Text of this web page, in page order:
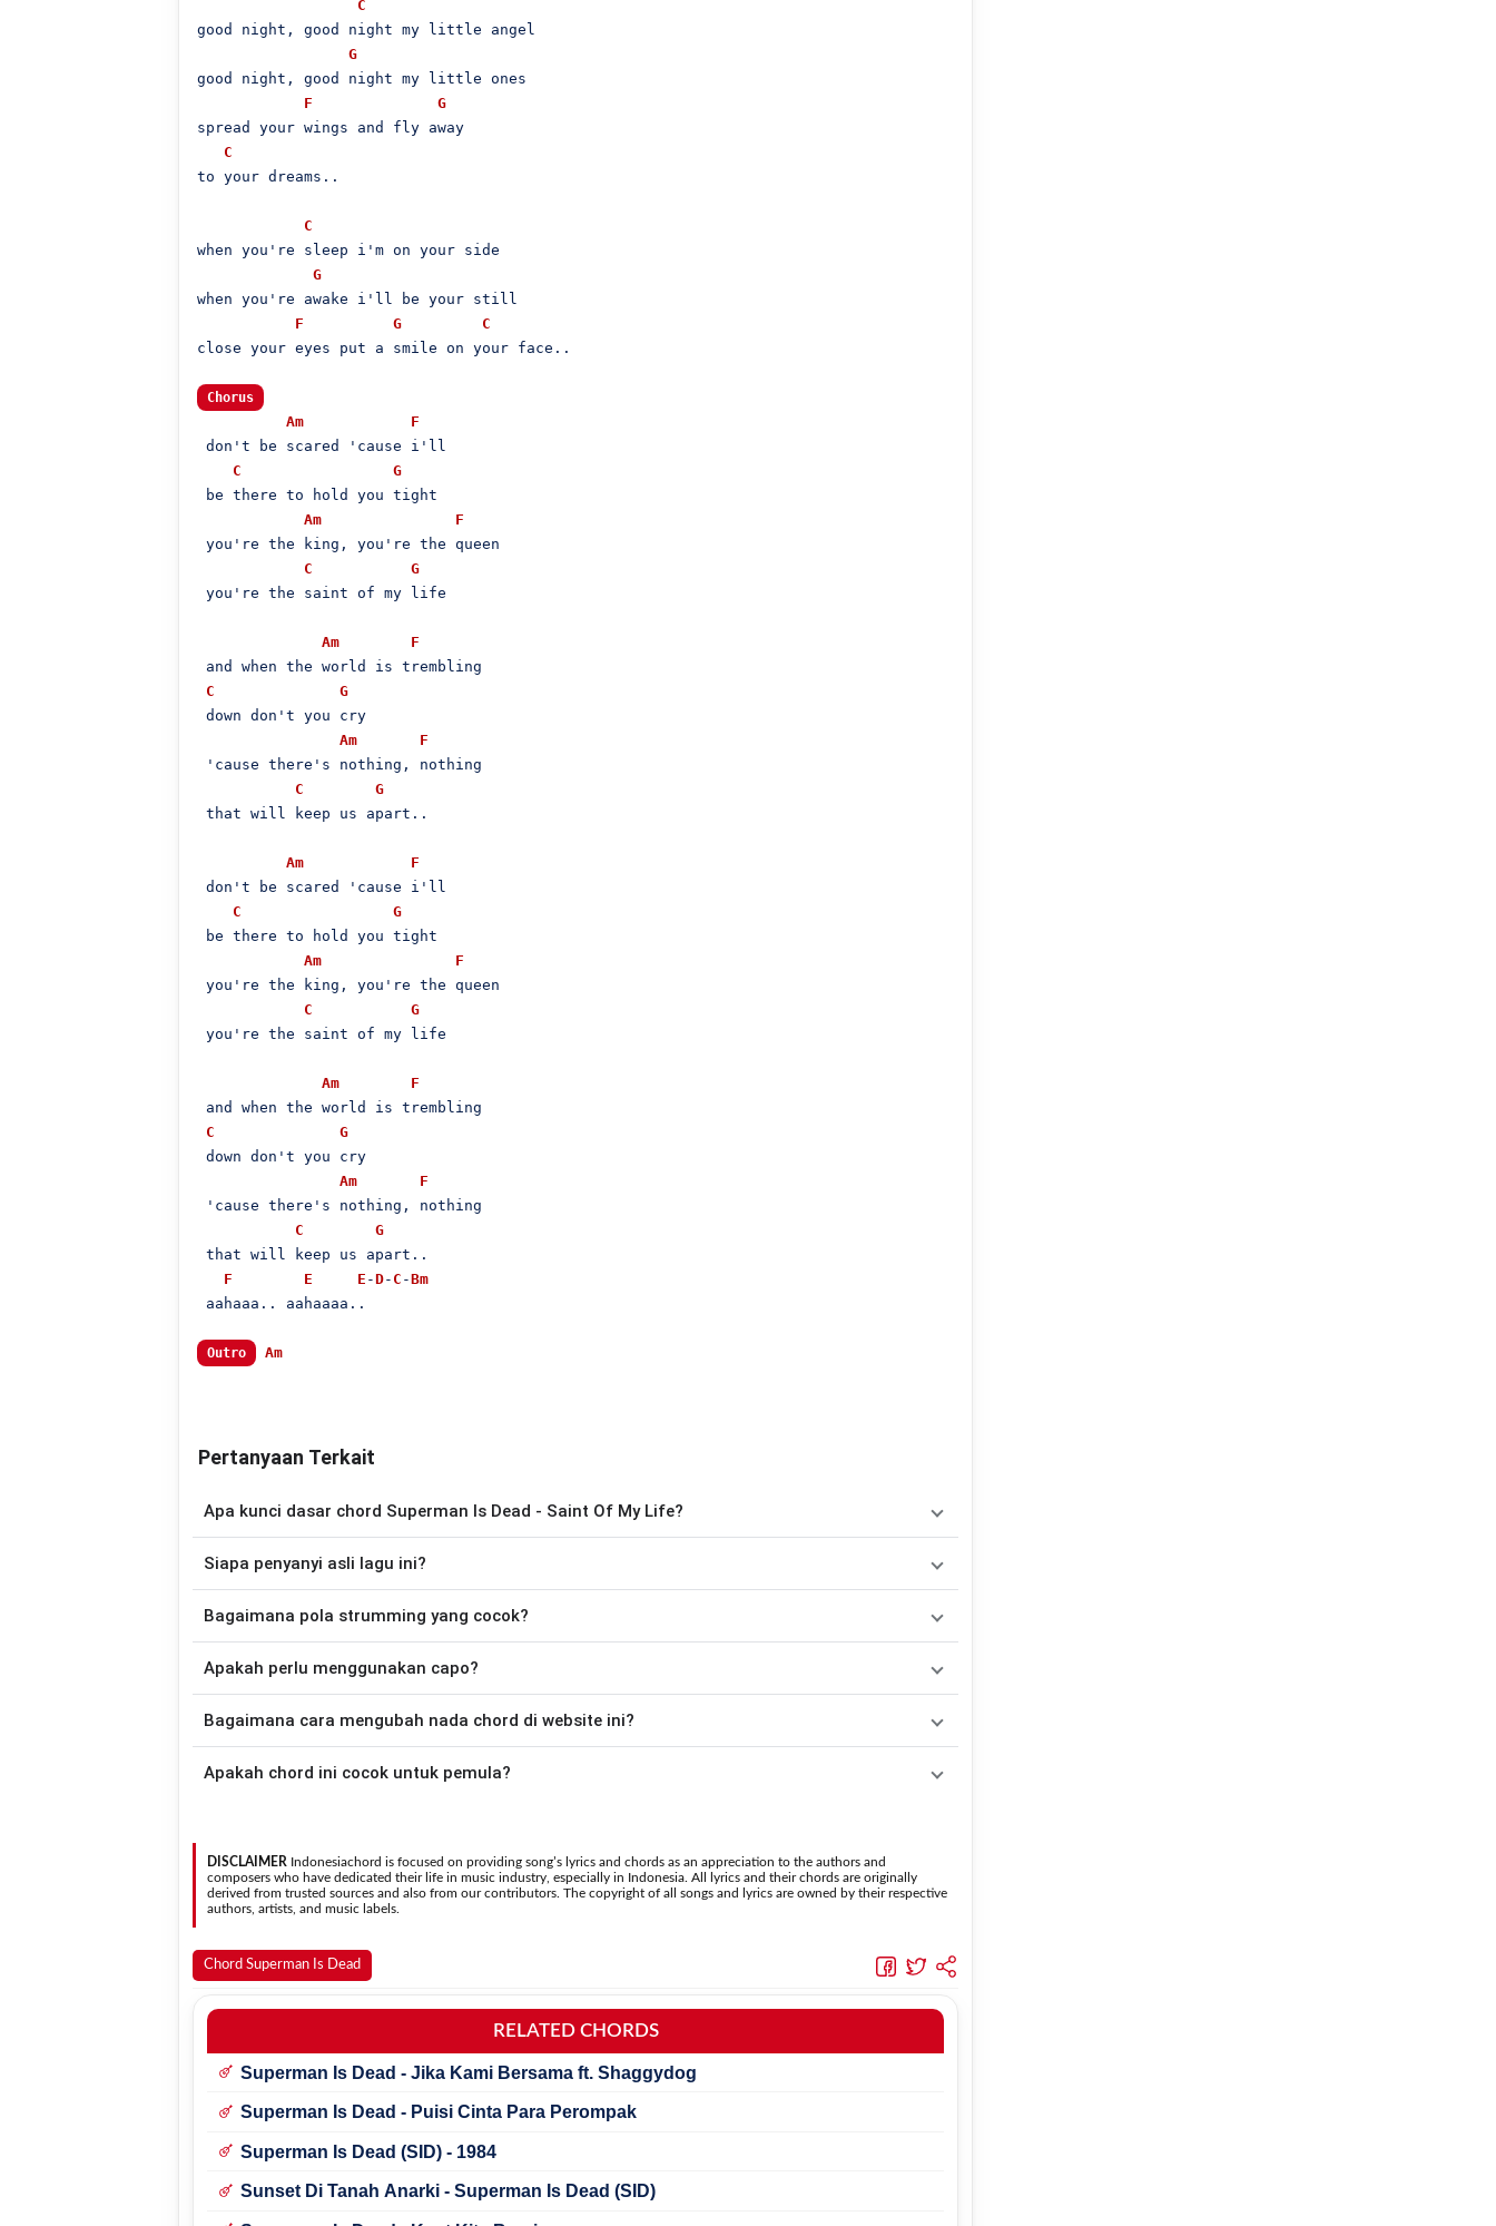
C
good night, good night my little angel
G
good night, good night my little ones
F
G
spread your wings and fly away
C
to your dreams..
C
when you're sleep i'm on your side
G
when you're awake i'll be your still
F
G
C
close your eyes put a smile on your face..
Chorus
Am
F
don't be scared 'cause i'll
C
G
be there to hold you tight
Am
F
you're the king, you're the queen
C
G
you're the saint of my life
Am
F
and when the world is trembling
C
G
down don't you cry
Am
F
'cause there's nothing, nothing
C
G
that will keep us apart..
Am
F
don't be scared 'cause i'll
C
G
be there to hold you tight
Am
F
you're the king, you're the queen
C
G
you're the saint of my life
Am
F
and when the world is trembling
C
G
down don't you cry
Am
F
'cause there's nothing, nothing
C
G
that will keep us apart..
F
E E -D- C -Bm
aahaaa.. aahaaaa..
Outro Am
Pertanyaan Terkait
Apa kunci dasar chord Superman Is Dead - Saint Of My Life?
disederhanakan sehingga lebih mudah dimainkan oleh pemula maupun gitaris yang ingin belajar
memainkan lagu ini.
Siapa penyanyi asli lagu ini?
tersedia versi chord gitar yang lebih mudah dimainkan tanpa mengubah alur lagu.
Bagaimana pola strumming yang cocok?
Down - Down - Up - Up - Down - Up
Saint Of
My Life.
Apakah perlu menggunakan capo?
asli penyanyi, kamu dapat menggunakan fiturTranspose atau menambahkan capo sesuai kebutuhan.
Bagaimana cara mengubah nada chord di website ini?
nada. Seluruh chord akan berubah secara otomatis tanpa mengubah lirik sehingga kamu dapat
Apakah chord ini cocok untuk pemula?
DISCLAIMER Indonesiachord is focused on providing song’s lyrics and chords as an appreciation to the authors and
composers who have dedicated their life in music industry, especially in Indonesia. All lyrics and their chords are originally
derived from trusted sources and also from our contributors. The copyright of all songs and lyrics are owned by their respective
authors, artists, and music labels.
Chord Superman Is Dead
RELATED CHORDS
Superman Is Dead - Jika Kami Bersama ft. Shaggydog
Superman Is Dead - Puisi Cinta Para Perompak
Superman Is Dead (SID) - 1984
Sunset Di Tanah Anarki - Superman Is Dead (SID)